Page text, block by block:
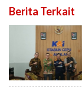
Berita Terkait